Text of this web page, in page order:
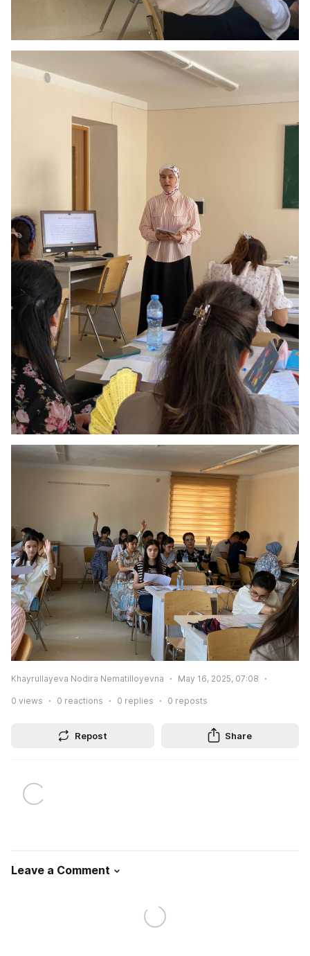
Khayrullayeva Nodira Nematilloyevna May 16, 2025, 07:08
0 views 0 reactions 0 replies 0 reposts
Repost Share
Leave a Comment